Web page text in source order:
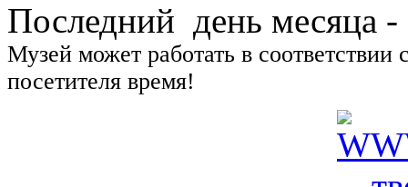
Последний день месяца -
Музей может работать в
посетителя время!